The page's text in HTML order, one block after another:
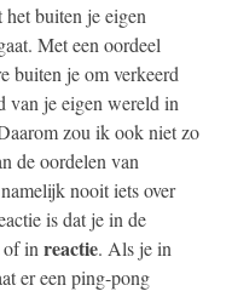
buiten je eigen
Met een oordeel
buiten je om verkeerd
van je eigen wereld in
zou ik ook niet zo
de oordelen van
nooit iets over
is dat je in de
of in reactie. Als je in
er een ping-pong